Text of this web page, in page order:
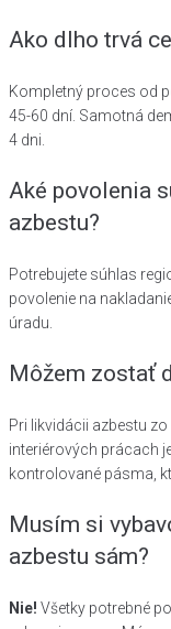
Ako dlho trvá
Kompletný proces od
45-60 dní. Samotná
4 dni.
Aké povolenia
azbestu?
Potrebujete súhlas
povolenie na
úradu.
Môžem zostať
Pri likvidácii azbestu
interiérových prácach
kontrolované pásma,
Musím si
azbestu sám?
Nie! Všetky potrebné